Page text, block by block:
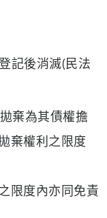
記後消滅(民法
棄為其債權擔
棄權利之限度
限度內亦同免責